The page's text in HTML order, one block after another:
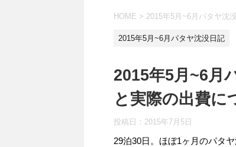
HOME > 2015年5月~6月パタヤ沈
2015年5月~6月パタヤ沈没日記
2015年5月~6月
と実際の出費に
投稿日： 2015年7月5日
29泊30日。ほぼ1ヶ月のパタヤ